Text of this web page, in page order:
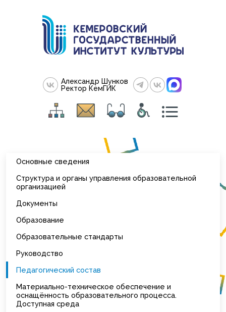
Александр Шунков
Ректор КемГИК
Основные сведения
Структура и органы управления образовательной
организацией
Документы
Образование
Образовательные стандарты
Руководство
Педагогический состав
Материально-техническое обеспечение и
оснащённость образовательного процесса.
Доступная среда